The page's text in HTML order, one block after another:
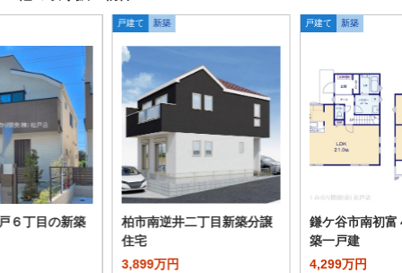
６丁目の新築
戸建て 新築
柏市南逆井二丁目新築分譲
住宅
3,899万円
戸建て 新築
鎌ケ谷市南初富
築一戸建
4,299万円